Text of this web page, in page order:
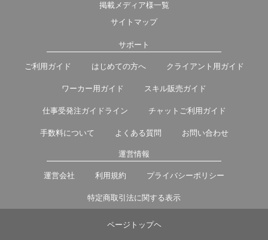
掲載メディア様一覧
サイトマップ
サポート
ご利用ガイド はじめての方へ クライアント用ガイド
ワーカー用ガイド スキル販売ガイド
仕事受発注ガイドライン チャットご利用ガイド
手数料について よくある質問 お問い合わせ
運営情報
運営会社 利用規約 プライバシーポリシー
特定商取引法に関する表示
ページトップヘ